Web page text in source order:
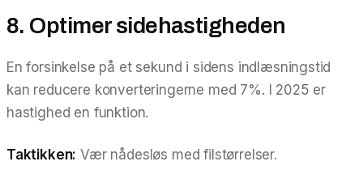
8. Optimer sidehastigheden
En forsinkelse på et sekund i sidens indlæsningstid
kan reducere konverteringerne med 7%. I 2025 er
hastighed en funktion.
Taktikken: Vær nådesløs med filstørrelser.